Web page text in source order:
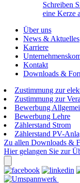
Schreiben
eine Kerze
Über uns
News & Aktuelles
Karriere
Kontakt
Downloads &
Zustimmung zur
Zustimmung zur
Bewerbung
Bewerbung Lehre
Zählerstand Strom
Zählerstand PV-
Zu allen Downloads &
Hier gelangen Sie zur